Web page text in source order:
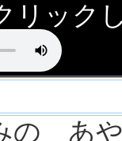
リック
の あ